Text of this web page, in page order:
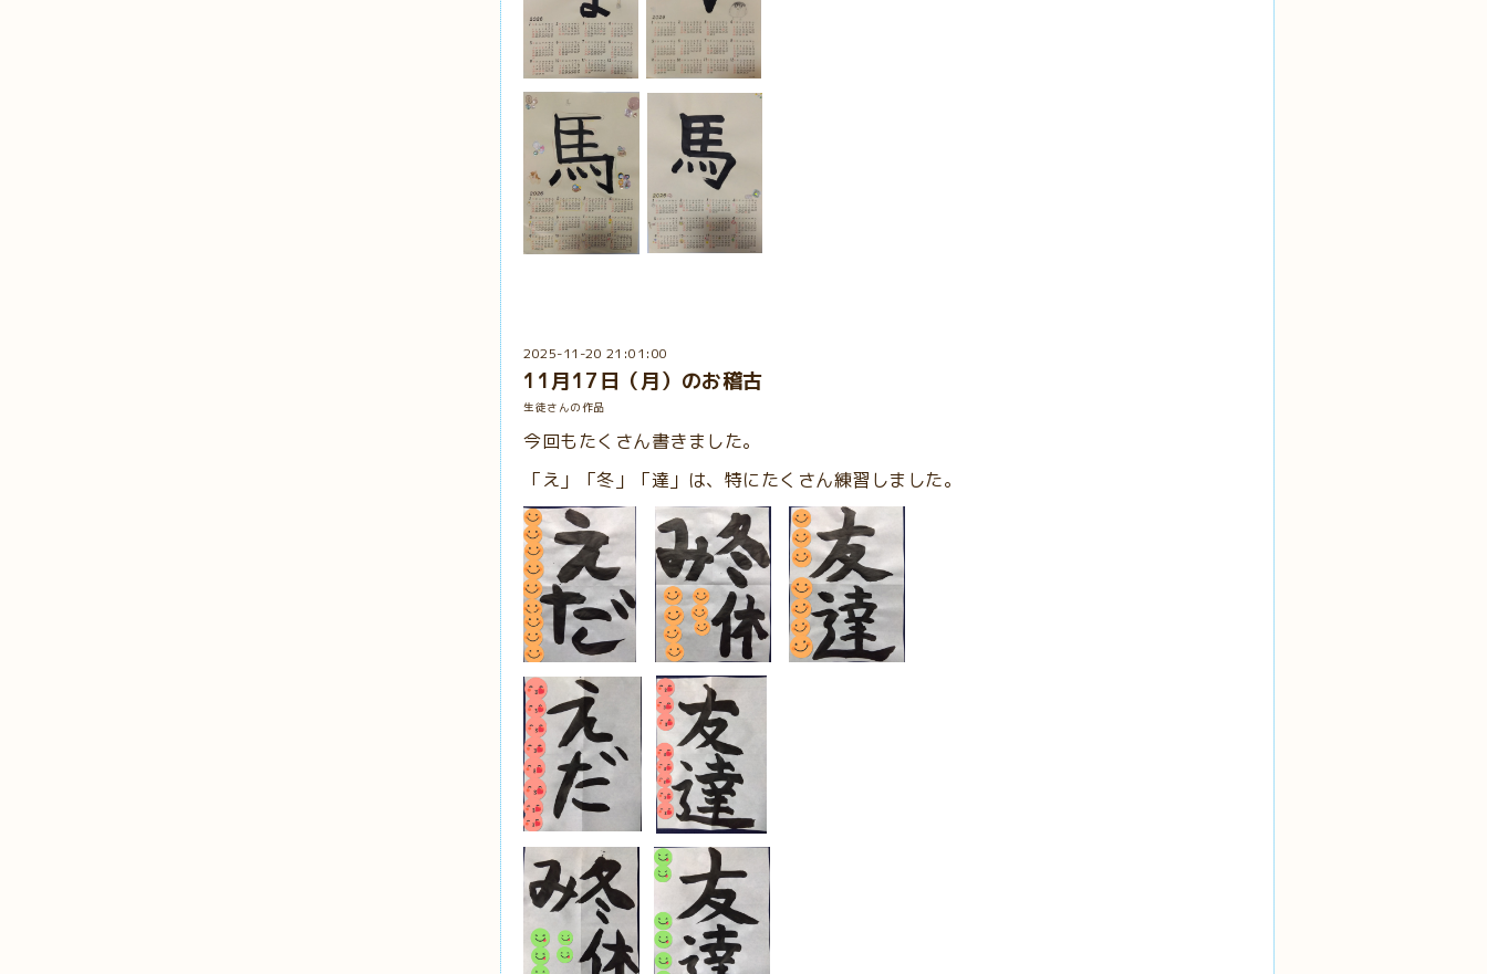
2025-11-20 21:01:00
11月17日（月）のお稽古
生徒さんの作品
今回もたくさん書きました。
「え」「冬」「達」は、特にたくさん練習しました。